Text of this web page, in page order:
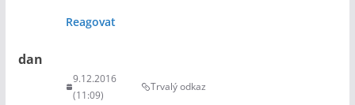
Reagovat
dan
9.12.2016
(11:09)
Trvalý odkaz